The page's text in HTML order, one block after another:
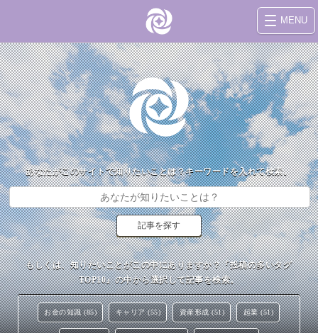
MENU
あなたがこのサイトで知りたいことは？キーワードを入れて検索。
もしくは、知りたいことがこの中にありますか？『投稿の多いタグ
TOP10』の中から選択して記事を検索。
お金の知識 (85) キャリア (55) 資産形成 (51) 起業 (51)